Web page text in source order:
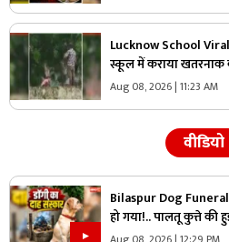
Lucknow School
स्कूल में कराया खतरनाक
हड़कंप
Aug 08, 2026 | 11:23 AM
वीडियो
Bilaspur Dog
हो गया!.. पालतू कुत्ते की
दाह संस्कार तो शुरू हो गया